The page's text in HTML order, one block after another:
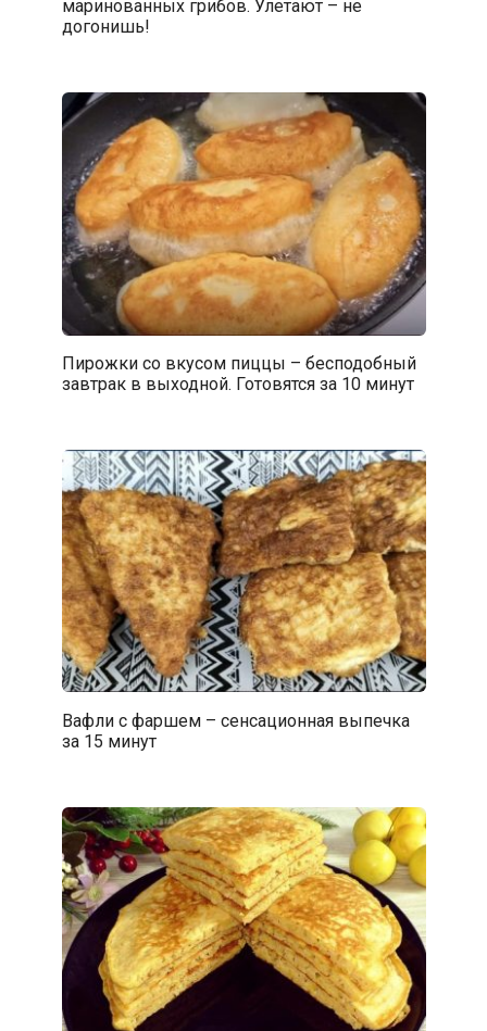
маринованных грибов. Улетают – не
догонишь!
Пирожки со вкусом пиццы – бесподобный
завтрак в выходной. Готовятся за 10 минут
Вафли с фаршем – сенсационная выпечка
за 15 минут